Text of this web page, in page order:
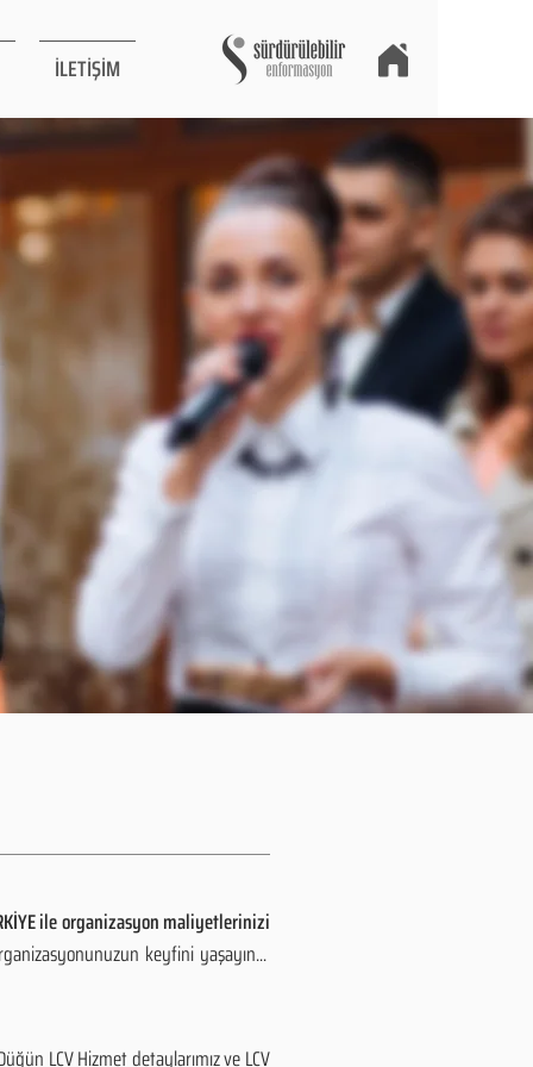
İLETİŞİM
ile organizasyon maliyetlerinizi
keyfini yaşayın...
LCV Hizmet detaylarımız ve LCV